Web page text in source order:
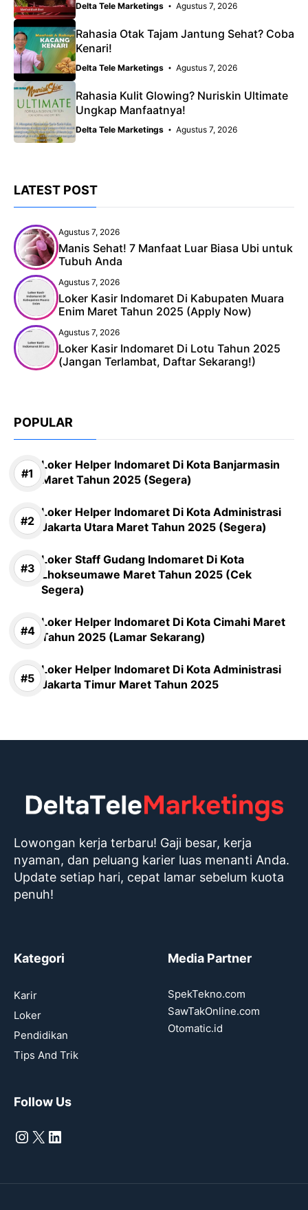
Delta Tele Marketings Agustus 7, 2026
Rahasia Otak Tajam Jantung Sehat? Coba
Kenari!
Delta Tele Marketings Agustus 7, 2026
Rahasia Kulit Glowing? Nuriskin Ultimate
Ungkap Manfaatnya!
Delta Tele Marketings Agustus 7, 2026
LATEST POST
Agustus 7, 2026
Manis Sehat! 7 Manfaat Luar Biasa Ubi untuk
Tubuh Anda
Agustus 7, 2026
Loker Kasir Indomaret Di Kabupaten Muara
Enim Maret Tahun 2025 (Apply Now)
Agustus 7, 2026
Loker Kasir Indomaret Di Lotu Tahun 2025
(Jangan Terlambat, Daftar Sekarang!)
POPULAR
Loker Helper Indomaret Di Kota Banjarmasin
Maret Tahun 2025 (Segera)
Loker Helper Indomaret Di Kota Administrasi
Jakarta Utara Maret Tahun 2025 (Segera)
Loker Staff Gudang Indomaret Di Kota
Lhokseumawe Maret Tahun 2025 (Cek
Segera)
Loker Helper Indomaret Di Kota Cimahi Maret
Tahun 2025 (Lamar Sekarang)
Loker Helper Indomaret Di Kota Administrasi
Jakarta Timur Maret Tahun 2025
Lowongan kerja terbaru! Gaji besar, kerja
nyaman, dan peluang karier luas menanti Anda.
Update setiap hari, cepat lamar sebelum kuota
penuh!
Kategori
Karir
Loker
Pendidikan
Tips And Trik
Media Partner
SpekTekno.com
SawTakOnline.com
Otomatic.id
Follow Us
Instagram
X LinkedIn